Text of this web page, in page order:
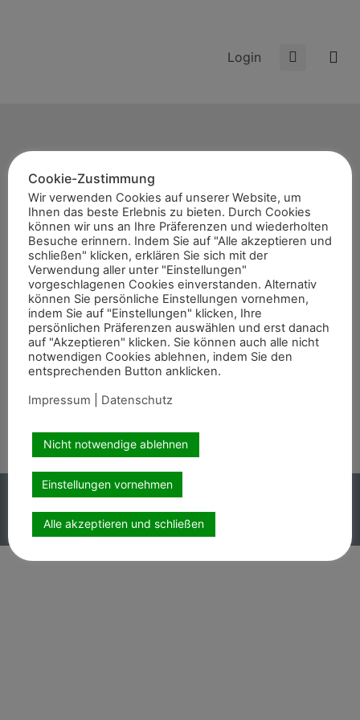
Login
Start
News
Themen
Termine
8er-Team
Abonnement
Kontakt
Wir sind auch auf
Copyright PEMAG 2026 – Alle Rechte vorbehalten.
Impressum | Datenschutz
Cookie-Zustimmung
Wir verwenden Cookies auf unserer Website, um
Ihnen das beste Erlebnis zu bieten. Durch Cookies
können wir uns an Ihre Präferenzen und wiederholten
Besuche erinnern. Indem Sie auf "Alle akzeptieren und
schließen" klicken, erklären Sie sich mit der
Verwendung aller unter "Einstellungen"
vorgeschlagenen Cookies einverstanden. Alternativ
können Sie persönliche Einstellungen vornehmen,
indem Sie auf "Einstellungen" klicken, Ihre
persönlichen Präferenzen auswählen und erst danach
auf "Akzeptieren" klicken. Sie können auch alle nicht
notwendigen Cookies ablehnen, indem Sie den
entsprechenden Button anklicken.
Impressum
Datenschutz
Nicht notwendige ablehnen
Einstellungen vornehmen
Alle akzeptieren und schließen